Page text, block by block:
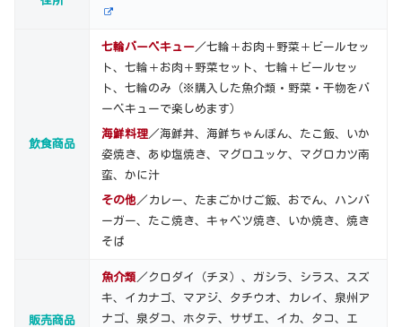
飲食商品
七輪バーベキュー／七輪＋お肉＋野菜＋ビールセッ
ト、七輪＋お肉＋野菜セット、七輪＋ビールセッ
ト、七輪のみ（※購入した魚介類・野菜・干物をバ
ーベキューで楽しめます）
海鮮料理／海鮮丼、海鮮ちゃんぽん、たこ飯、いか
姿焼き、あゆ塩焼き、マグロユッケ、マグロカツ南
蛮、かに汁
その他／カレー、たまごかけご飯、おでん、ハンバ
ーガー、たこ焼き、キャベツ焼き、いか焼き、焼き
そば
販売商品
魚介類 ／クロダイ（チヌ）、ガシラ、シラス、スズ
キ、イカナゴ、マアジ、タチウオ、カレイ、泉州ア
ナゴ、泉ダコ、ホタテ、サザエ、イカ、タコ、エ